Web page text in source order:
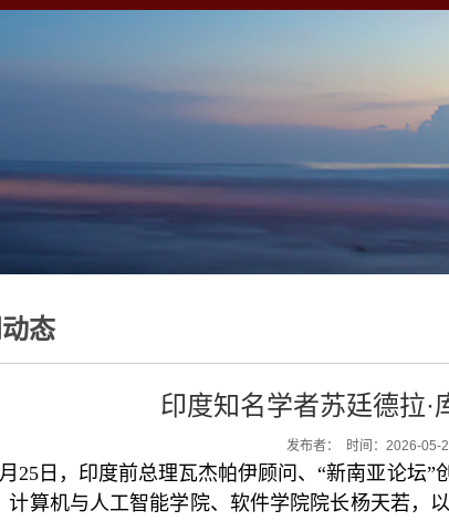
态
印度知名学者苏廷德拉·
发布者： 时间：2026-05-
25日，印度前总理瓦杰帕伊顾问、“新南亚论坛”
计算机与人工智能学院、软件学院院长杨天若，